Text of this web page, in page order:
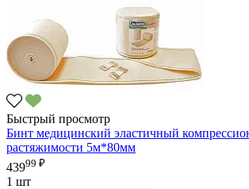
Быстрый просмотр
Бинт медицинский эластичный
растяжимости 5м*80мм
43999 ₽
1 шт